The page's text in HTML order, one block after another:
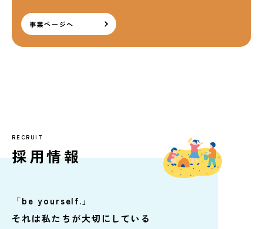
事業ページへ
RECRUIT
採用情報
「be yourself.」
それは私たちが大切にしている